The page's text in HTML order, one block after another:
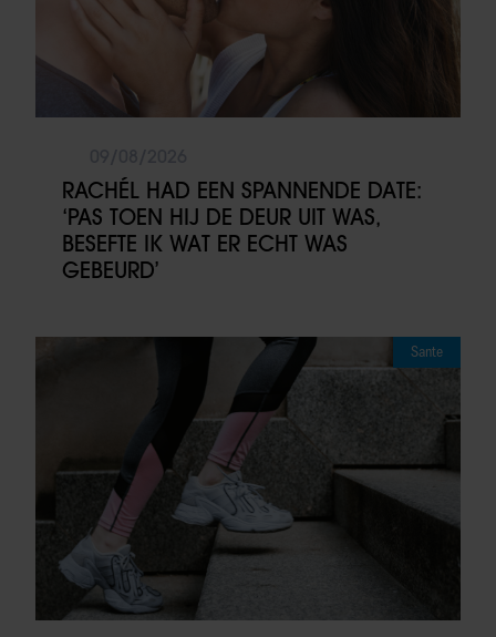
RACHÉL HAD EEN SPANNENDE DATE:
‘PAS TOEN HIJ DE DEUR UIT WAS,
BESEFTE IK WAT ER ECHT WAS
GEBEURD’
Sante